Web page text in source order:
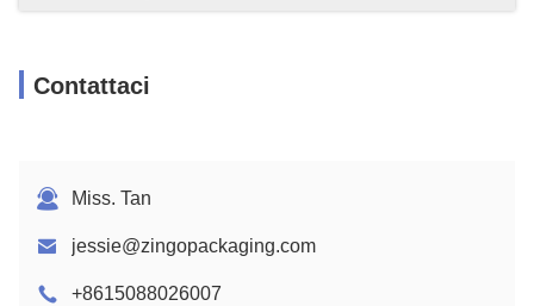
Contattaci
Miss. Tan
jessie@zingopackaging.com
+8615088026007